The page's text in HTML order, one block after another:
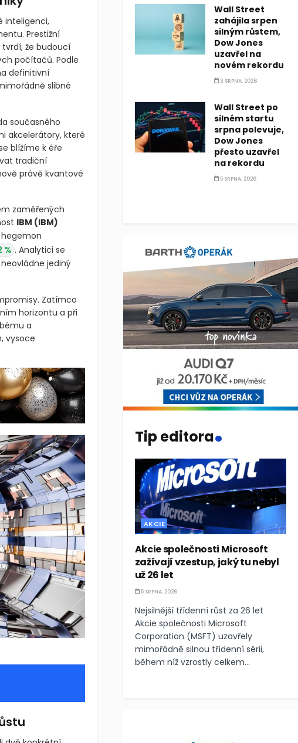
inteligenci,
Prestižní
že budoucí
počítačů. Podle
definitivní
slibné
současného
akcelerátory, které
blížíme k éře
tradiční
zaměřených
IBM (IBM)
. Analytici se
jediný
Zatímco
horizontu a při
a
Wall Street
zahájila srpen
silným růstem,
Dow Jones
uzavřel na
novém rekordu
3 SRPNA, 2026
Wall Street po
silném startu
srpna polevuje,
Dow Jones
přesto uzavřel
na rekordu
5 SRPNA, 2026
Tip editora.
AKCIE
Akcie společnosti Microsoft
zažívají vzestup, jaký tu nebyl
už 26 let
5 SRPNA, 2026
Nejsilnější třídenní růst za 26 let
Akcie společnosti Microsoft
Corporation (MSFT) uzavřely
mimořádně silnou třídenní sérii,
během níž vzrostly celkem...